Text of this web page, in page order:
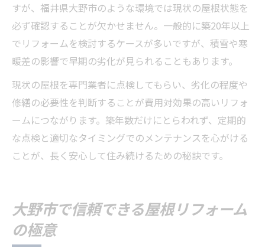
すが、福井県大野市のような環境では現状の屋根状態を
必ず確認することが欠かせません。一般的に築20年以上
でリフォームを検討するケースが多いですが、積雪や寒
暖差の影響で早期の劣化が見られることもあります。
現状の屋根を専門業者に点検してもらい、劣化の程度や
修繕の必要性を判断することが費用対効果の高いリフォ
ームにつながります。築年数だけにとらわれず、定期的
な点検と適切なタイミングでのメンテナンスを心がける
ことが、長く安心して住み続けるための秘訣です。
大野市で信頼できる屋根リフォーム
の極意